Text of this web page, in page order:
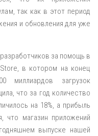
так как в этот период
и обновления для уже
за помощь в
в котором на конец
миллиардов загрузок
что за год количество
на 18%, а прибыль
что магазин приложений
выпуске нашей